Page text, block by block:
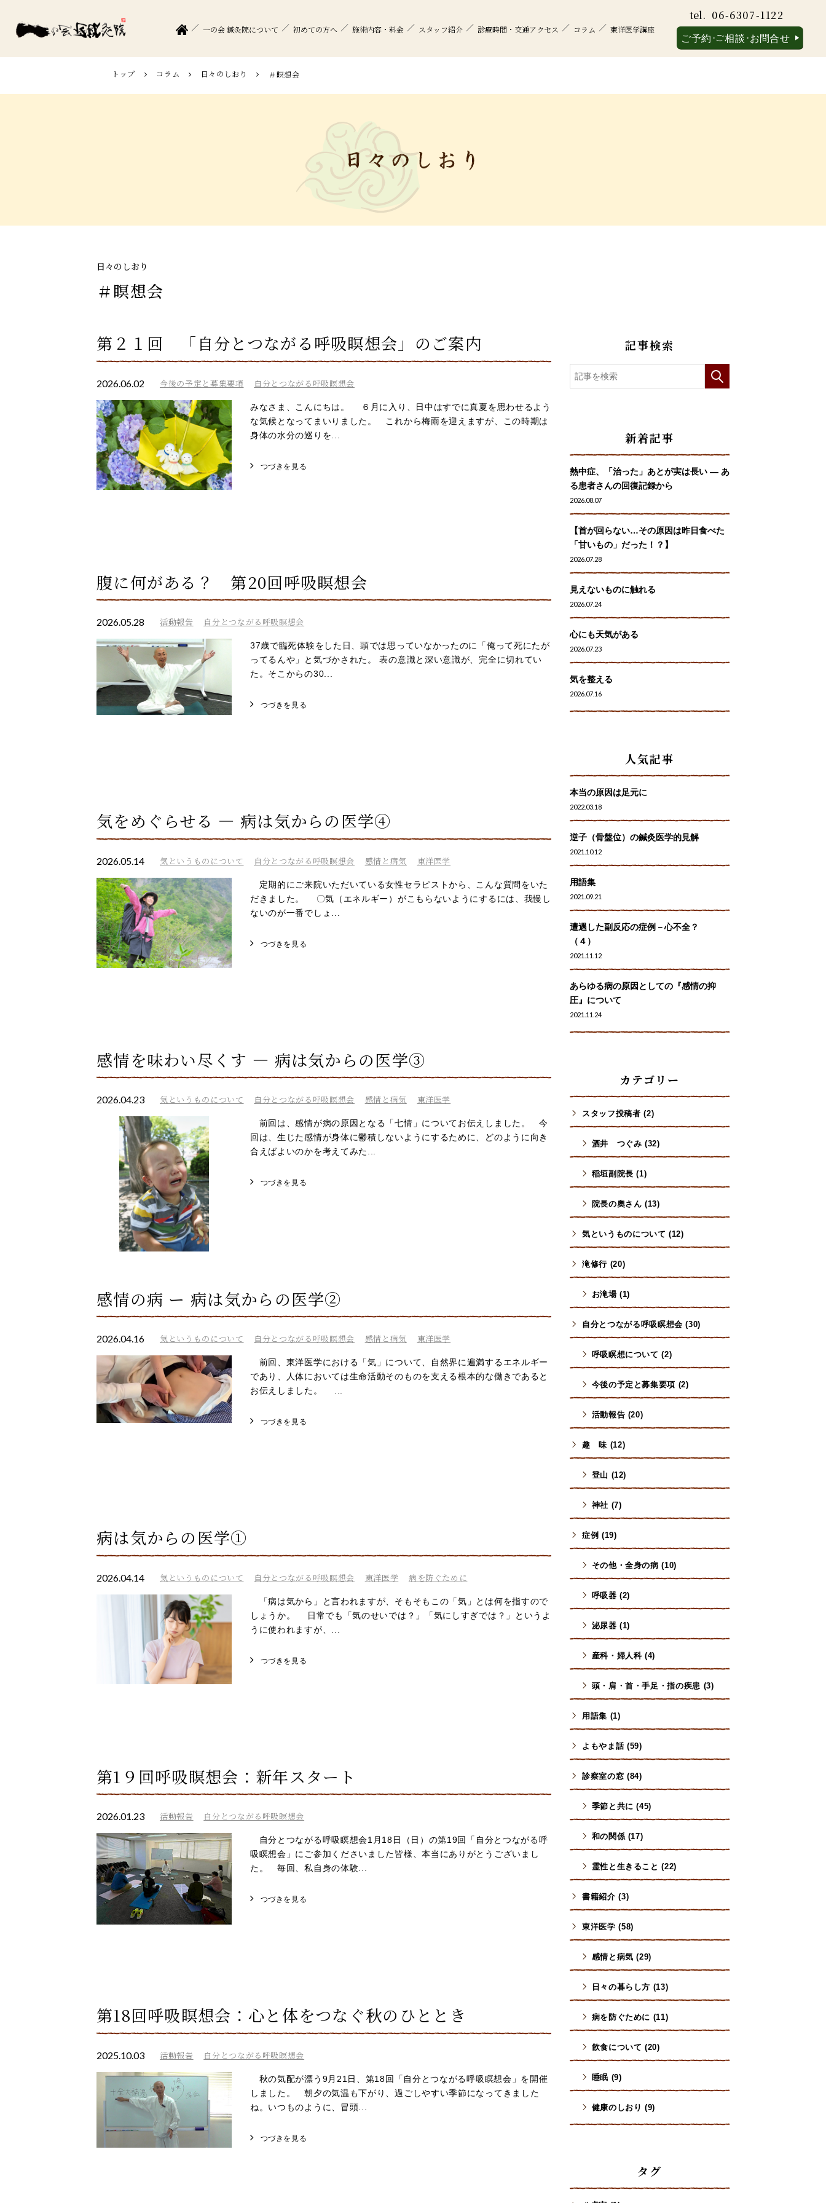
一の会 鍼灸院について 初めての方へ 施術内容・料金 スタッフ紹介 診療時間・交通アクセス コラム 東洋医学講座
tel. 06-6307-1122
トップ コラム 日々のしおり ＃瞑想会
日々のしおり
＃瞑想会
第２１回 「自分とつながる呼吸瞑想会」のご案内
2026.06.02 今後の予定と募集要項 自分とつながる呼吸瞑想会
みなさま、こんにちは。 ６月に入り、日中はすでに真夏を思わせるよう
な気候となってまいりました。 これから梅雨を迎えますが、この時期は
身体の水分の巡りを...
つづきを見る
腹に何がある？ 第20回呼吸瞑想会
2026.05.28 活動報告 自分とつながる呼吸瞑想会
37歳で臨死体験をした日、頭では思っていなかったのに「俺って死にたが
ってるんや」と気づかされた。 表の意識と深い意識が、完全に切れてい
た。そこからの30...
つづきを見る
気をめぐらせる ― 病は気からの医学④
2026.05.14 気というものについて 自分とつながる呼吸瞑想会 感情と病気 東洋医学
定期的にご来院いただいている女性セラピストから、こんな質問をいた
だきました。 〇気（エネルギー）がこもらないようにするには、我慢し
ないのが一番でしょ...
つづきを見る
感情を味わい尽くす ― 病は気からの医学③
2026.04.23 気というものについて 自分とつながる呼吸瞑想会 感情と病気 東洋医学
前回は、感情が病の原因となる「七情」についてお伝えしました。 今
回は、生じた感情が身体に鬱積しないようにするために、どのように向き
合えばよいのかを考えてみた...
つづきを見る
感情の病 ー 病は気からの医学②
2026.04.16 気というものについて 自分とつながる呼吸瞑想会 感情と病気 東洋医学
前回、東洋医学における「気」について、自然界に遍満するエネルギー
であり、人体においては生命活動そのものを支える根本的な働きであると
お伝えしました。 ...
つづきを見る
病は気からの医学①
2026.04.14 気というものについて 自分とつながる呼吸瞑想会 東洋医学 病を防ぐために
「病は気から」と言われますが、そもそもこの「気」とは何を指すので
しょうか。 日常でも「気のせいでは？」「気にしすぎでは？」というよ
うに使われますが、...
つづきを見る
第1９回呼吸瞑想会：新年スタート
2026.01.23 活動報告 自分とつながる呼吸瞑想会
自分とつながる呼吸瞑想会1月18日（日）の第19回「自分とつながる呼
吸瞑想会」にご参加くださいました皆様、本当にありがとうございまし
た。 毎回、私自身の体験...
つづきを見る
第18回呼吸瞑想会：心と体をつなぐ秋のひととき
2025.10.03 活動報告 自分とつながる呼吸瞑想会
秋の気配が漂う9月21日、第18回「自分とつながる呼吸瞑想会」を開催
しました。 朝夕の気温も下がり、過ごしやすい季節になってきました
ね。いつものように、冒頭...
つづきを見る
記事検索
新着記事
熱中症、「治った」あとが実は長い ― あ
る患者さんの回復記録から
2026.08.07
【首が回らない…その原因は昨日食べた
「甘いもの」だった！？】
2026.07.28
見えないものに触れる
2026.07.24
心にも天気がある
2026.07.23
気を整える
2026.07.16
人気記事
本当の原因は足元に
2022.03.18
逆子（骨盤位）の鍼灸医学的見解
2021.10.12
用語集
2021.09.21
遭遇した副反応の症例－心不全？
（４）
2021.11.12
あらゆる病の原因としての『感情の抑
圧』について
2021.11.24
カテゴリー
スタッフ投稿者 (2)
酒井 つぐみ (32)
稲垣副院長 (1)
院長の奧さん (13)
気というものについて (12)
滝修行 (20)
お滝場 (1)
自分とつながる呼吸瞑想会 (30)
呼吸瞑想について (2)
今後の予定と募集要項 (2)
活動報告 (20)
趣 味 (12)
登山 (12)
神社 (7)
症例 (19)
その他・全身の病 (10)
呼吸器 (2)
泌尿器 (1)
産科・婦人科 (4)
頭・肩・首・手足・指の疾患 (3)
用語集 (1)
よもやま話 (59)
診察室の窓 (84)
季節と共に (45)
和の関係 (17)
霊性と生きること (22)
書籍紹介 (3)
東洋医学 (58)
感情と病気 (29)
日々の暮らし方 (13)
病を防ぐために (11)
飮食について (20)
睡眠 (9)
健康のしおり (9)
タグ